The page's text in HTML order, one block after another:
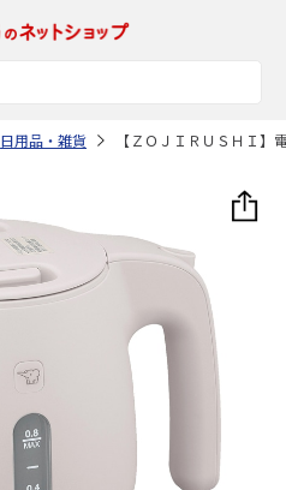
日用品・雑貨 【ＺＯＪＩＲＵＳＨＩ